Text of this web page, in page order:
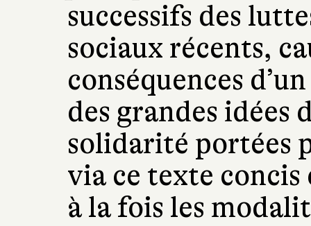
successifs des
sociaux récents,
conséquences
des grandes idées
solidarité portées
via ce texte
à la fois les